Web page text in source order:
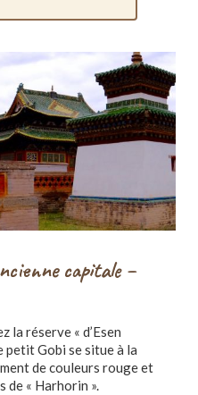
capitale –
la réserve « d’Esen
petit Gobi se situe à la
de couleurs rouge et
de « Harhorin ».